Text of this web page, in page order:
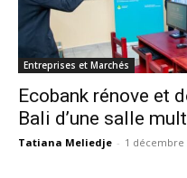
Entreprises et Marchés
Ecobank rénove et
Bali d’une salle
Tatiana Meliedje - 1 décembre